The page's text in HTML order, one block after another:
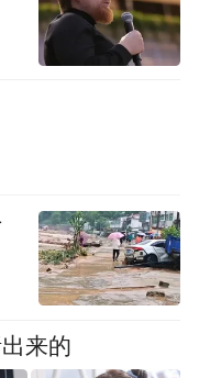
布了三条“跟着节
法。
红色景点是绕
来的